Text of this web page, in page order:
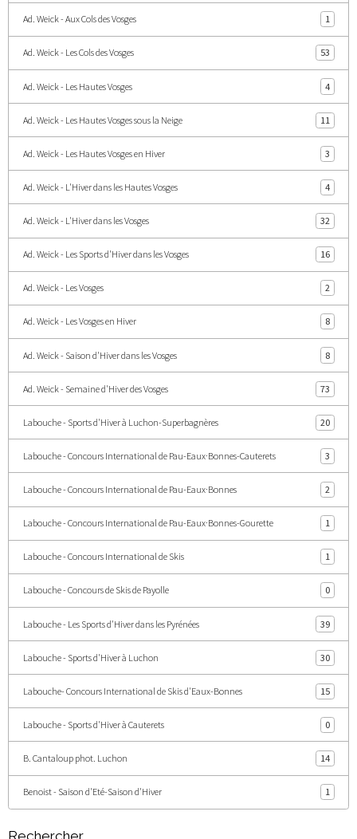
Ad. Weick - Aux Cols des Vosges 1
Ad. Weick - Les Cols des Vosges 53
Ad. Weick - Les Hautes Vosges 4
Ad. Weick - Les Hautes Vosges sous la Neige 11
Ad. Weick - Les Hautes Vosges en Hiver 3
Ad. Weick - L'Hiver dans les Hautes Vosges 4
Ad. Weick - L'Hiver dans les Vosges 32
Ad. Weick - Les Sports d'Hiver dans les Vosges 16
Ad. Weick - Les Vosges 2
Ad. Weick - Les Vosges en Hiver 8
Ad. Weick - Saison d'Hiver dans les Vosges 8
Ad. Weick - Semaine d'Hiver des Vosges 73
Labouche - Sports d'Hiver à Luchon-Superbagnères 20
Labouche - Concours International de Pau-Eaux·Bonnes-Cauterets 3
Labouche - Concours International de Pau-Eaux·Bonnes 2
Labouche - Concours International de Pau-Eaux·Bonnes-Gourette 1
Labouche - Concours International de Skis 1
Labouche - Concours de Skis de Payolle 0
Labouche - Les Sports d'Hiver dans les Pyrénées 39
Labouche - Sports d'Hiver à Luchon 30
Labouche- Concours International de Skis d'Eaux-Bonnes 15
Labouche - Sports d'Hiver à Cauterets 0
B. Cantaloup phot. Luchon 14
Benoist - Saison d'Eté-Saison d'Hiver 1
Rechercher